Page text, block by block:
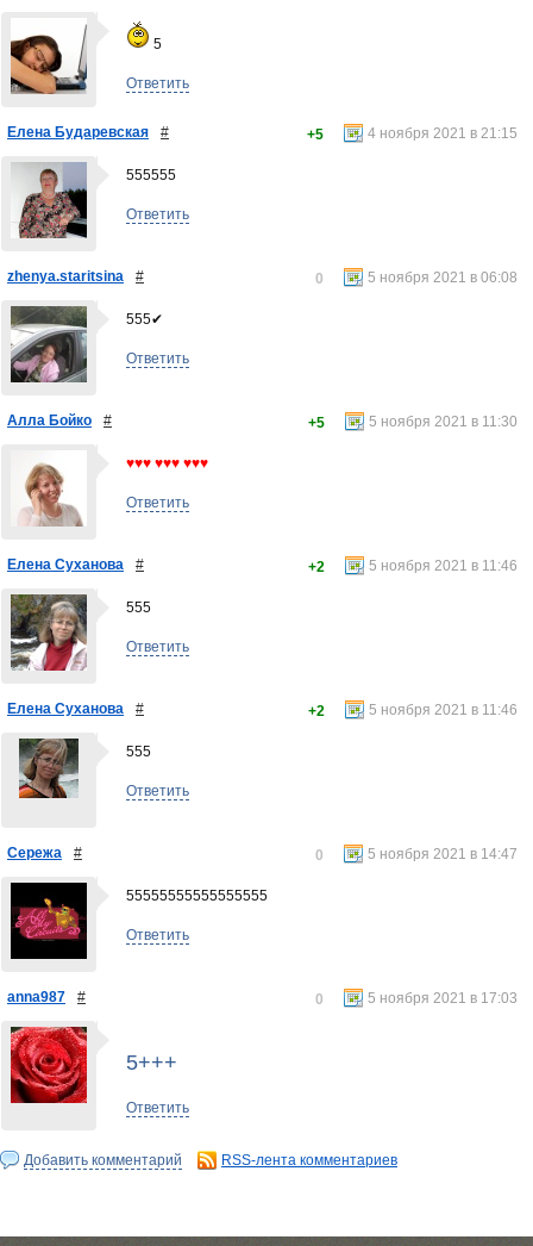
5
Ответить
Елена Бударевская # 4 ноября 2021 в 21:15
+5
555555
Ответить
zhenya.staritsina # 5 ноября 2021 в 06:08
0
555✔
Ответить
Алла Бойко # 5 ноября 2021 в 11:30
+5
♥♥♥ ♥♥♥ ♥♥♥
Ответить
Елена Суханова # 5 ноября 2021 в 11:46
+2
555
Ответить
Елена Суханова # 5 ноября 2021 в 11:46
+2
555
Ответить
Сережа # 5 ноября 2021 в 14:47
0
55555555555555555
Ответить
anna987 # 5 ноября 2021 в 17:03
0
5+++
Ответить
Добавить комментарий RSS-лента комментариев